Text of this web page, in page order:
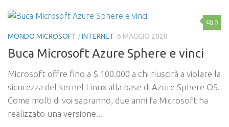
0
MONDO MICROSOFT /INTERNET 6 MAGGIO 2020
Buca Microsoft Azure Sphere e vinci
Microsoft offre fino a $ 100.000 a chi riuscirà a violare la
sicurezza del kernel Linux alla base di Azure Sphere OS.
Come molti di voi sapranno, due anni fa Microsoft ha
realizzato una versione...